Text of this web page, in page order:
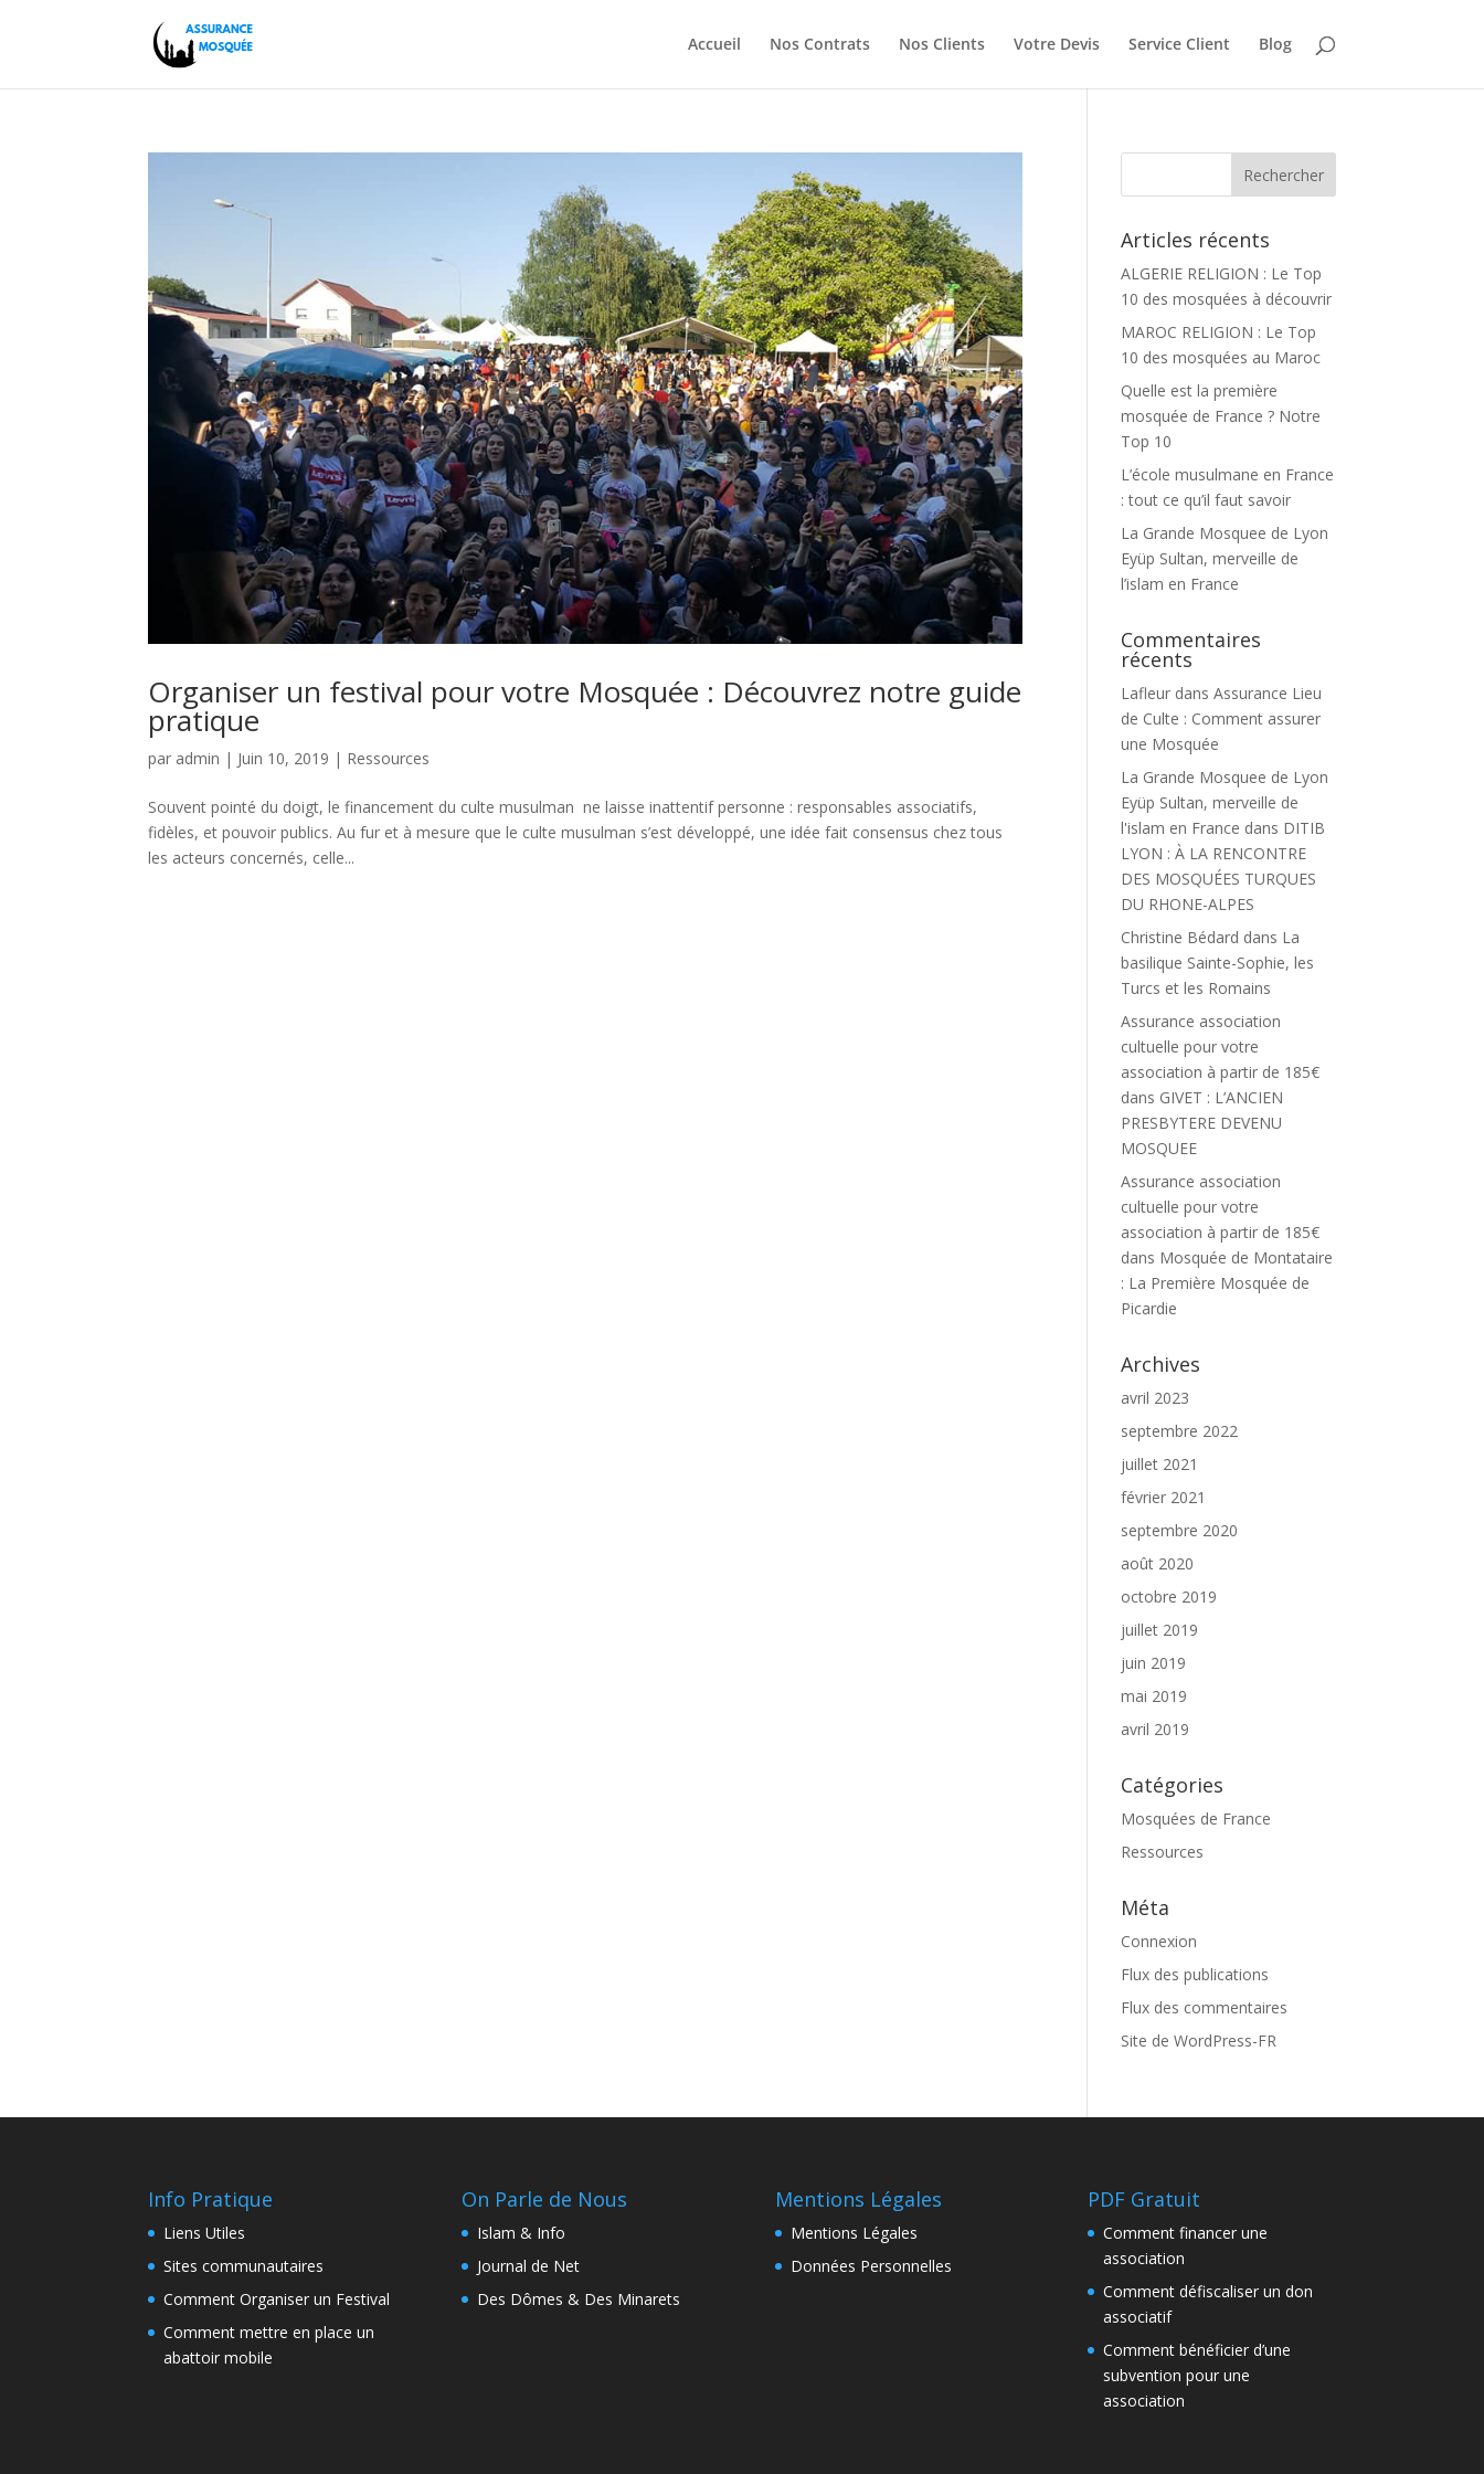
Accueil Nos Contrats Nos Clients Votre Devis Service Client Blog
Organiser un festival pour votre Mosquée : Découvrez notre guide
pratique
par admin | Juin 10, 2019 | Ressources
Souvent pointé du doigt, le financement du culte musulman ne laisse inattentif personne : responsables associatifs,
fidèles, et pouvoir publics. Au fur et à mesure que le culte musulman s’est développé, une idée fait consensus chez tous
les acteurs concernés, celle...
Articles récents
ALGERIE RELIGION : Le Top
10 des mosquées à découvrir
MAROC RELIGION : Le Top
10 des mosquées au Maroc
Quelle est la première
mosquée de France ? Notre
Top 10
L’école musulmane en France
: tout ce qu’il faut savoir
La Grande Mosquee de Lyon
Eyüp Sultan, merveille de
l’islam en France
Commentaires
récents
Lafleur dansAssurance Lieu
de Culte : Comment assurer
une Mosquée
La Grande Mosquee de Lyon
Eyüp Sultan, merveille de
l'islam en France dans DITIB
LYON : À LA RENCONTRE
DES MOSQUÉES TURQUES
DU RHONE-ALPES
Christine Bédard dans La
basilique Sainte-Sophie, les
Turcs et les Romains
Assurance association
cultuelle pour votre
association à partir de 185€
dans GIVET : L’ANCIEN
PRESBYTERE DEVENU
MOSQUEE
Assurance association
cultuelle pour votre
association à partir de 185€
dans Mosquée de Montataire
: La Première Mosquée de
Picardie
Archives
avril 2023
septembre 2022
juillet 2021
février 2021
septembre 2020
août 2020
octobre 2019
juillet 2019
juin 2019
mai 2019
avril 2019
Catégories
Mosquées de France
Ressources
Méta
Connexion
Flux des publications
Flux des commentaires
Site de WordPress-FR
Info Pratique
Liens Utiles
Sites communautaires
Comment Organiser un Festival
Comment mettre en place un
abattoir mobile
On Parle de Nous
Islam & Info
Journal de Net
Des Dômes & Des Minarets
Mentions Légales
Mentions Légales
Données Personnelles
PDF Gratuit
Comment financer une
association
Comment défiscaliser un don
associatif
Comment bénéficier d’une
subvention pour une
association